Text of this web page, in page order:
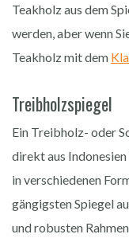
Teakholz aus dem
werden, aber wenn
Teakholz mit dem
Treibholzspiegel
Ein Treibholz- oder
direkt aus
in verschiedenen
gängigsten Spiegel
und robusten